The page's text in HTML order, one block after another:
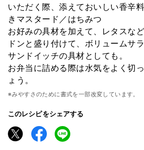
いただく際、添えておいしい香辛
きマスタード／はちみつ
お好みの具材を加えて、レタスな
ドンと盛り付けて、ボリュームサ
サンドイッチの具材としても。
お弁当に詰める際は水気をよく切
ょう。
※みやすさのために書式を一部改変しています。
このレシピをシェアする